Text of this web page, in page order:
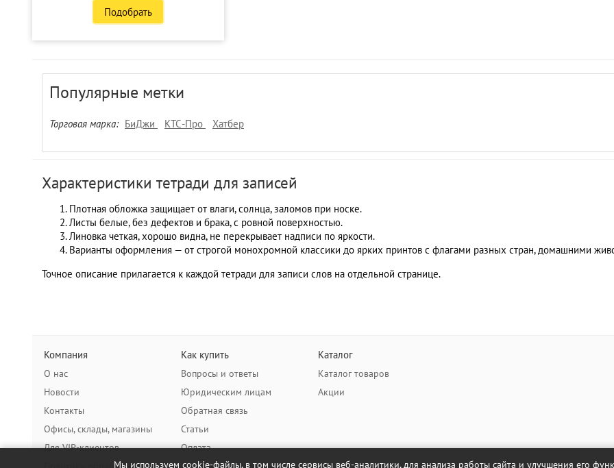
Подобрать
Популярные метки
Торговая марка: БиДжи КТС-Про Хатбер
Характеристики тетради для записей
Плотная обложка защищает от влаги, солнца, заломов при носке.
Листы белые, без дефектов и брака, с ровной поверхностью.
Линовка четкая, хорошо видна, не перекрывает надписи по яркости.
Варианты оформления — от строгой монохромной классики до ярких принтов с флагами разных стран, домашними
Точное описание прилагается к каждой тетради для записи слов на отдельной странице.
Компания
О нас
Новости
Контакты
Офисы, склады, магазины
Для VIP-клиентов
Как купить
Вопросы и ответы
Юридическим лицам
Обратная связь
Статьи
Оплата
Каталог
Каталог товаров
Акции
Мы используем cookie-файлы, в том числе сервисы веб-аналитики, для анализа работы сайта и улучшения его